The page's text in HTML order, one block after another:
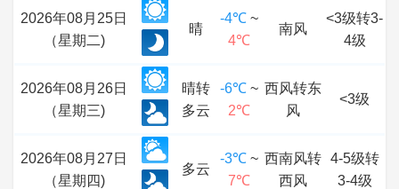
2026年08月25日
（星期二)
晴
-4℃ ~
4℃
南风
<3级转3-
4级
2026年08月26日
（星期三)
晴转
多云
-6℃ ~
2℃
西风转东
风
<3级
2026年08月27日
（星期四)
多云
-3℃ ~
7℃
西南风转
西风
4-5级转
3-4级